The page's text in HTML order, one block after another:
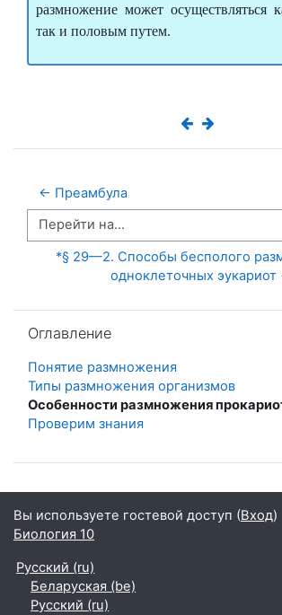
размножение может осуществляться
так и половым путем.
← Преамбула
Перейти на...
*§ 29—2. Способы бесполого
одноклеточных
Оглавление
Понятие размножения
Типы размножения организмов
Особенности размножения
Проверим знания
Вы используете гостевой доступ (Вход)
Биология 10
Русский ‎(ru)‎
Беларуская ‎(be)‎
Русский ‎(ru)‎